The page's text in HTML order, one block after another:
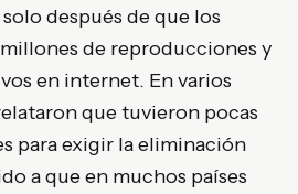
después de que los
de reproducciones y
en internet. En varios
que tuvieron pocas
para exigir la eliminación
a que en muchos países